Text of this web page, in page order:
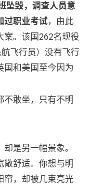
坠毁，调查人员意
过职业考试，由此
案。该国262名现役
飞行员）没有飞行
国和美国至今因为
不敢坐，只有不明
是另一幅景象。
敞舒适。你想与明
帘，却被几束亮光